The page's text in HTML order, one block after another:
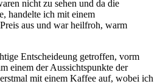
nicht zu sehen und da die
handelte ich mit einem
aus und war heilfroh, warm
Entscheideung getroffen, vorm
einem der Aussichtspunkte der
mit einem Kaffee auf, wobei ich